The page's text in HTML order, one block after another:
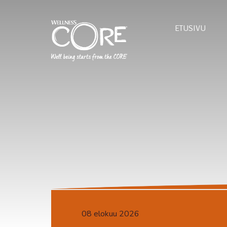
ETUSIVU
08 elokuu 2026